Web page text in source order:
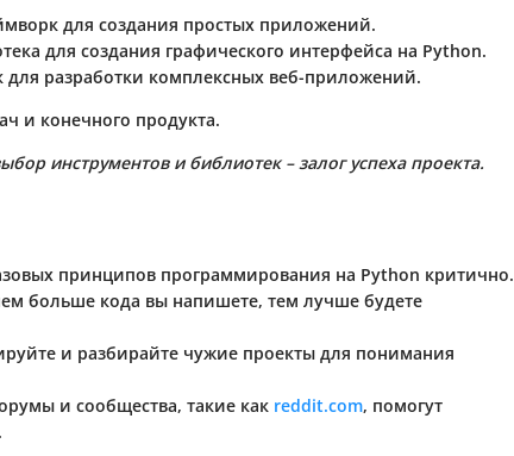
для создания простых приложений.
для создания графического интерфейса на Python.
разработки комплексных веб-приложений.
и конечного продукта.
инструментов и библиотек – залог успеха проекта.
принципов программирования на Python критично.
больше кода вы напишете, тем лучше будете
и разбирайте чужие проекты для понимания
и сообщества, такие как reddit.com, помогут